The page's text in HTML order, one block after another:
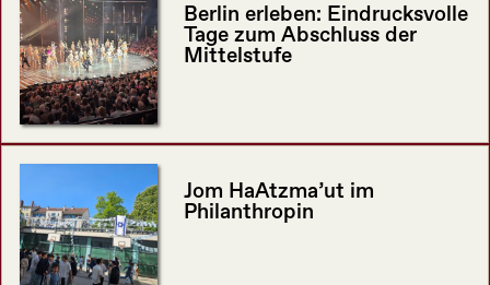
Berlin erleben: Eindrucksvolle
Tage zum Abschluss der
Mittelstufe
Jom HaAtzma’ut im
Philanthropin